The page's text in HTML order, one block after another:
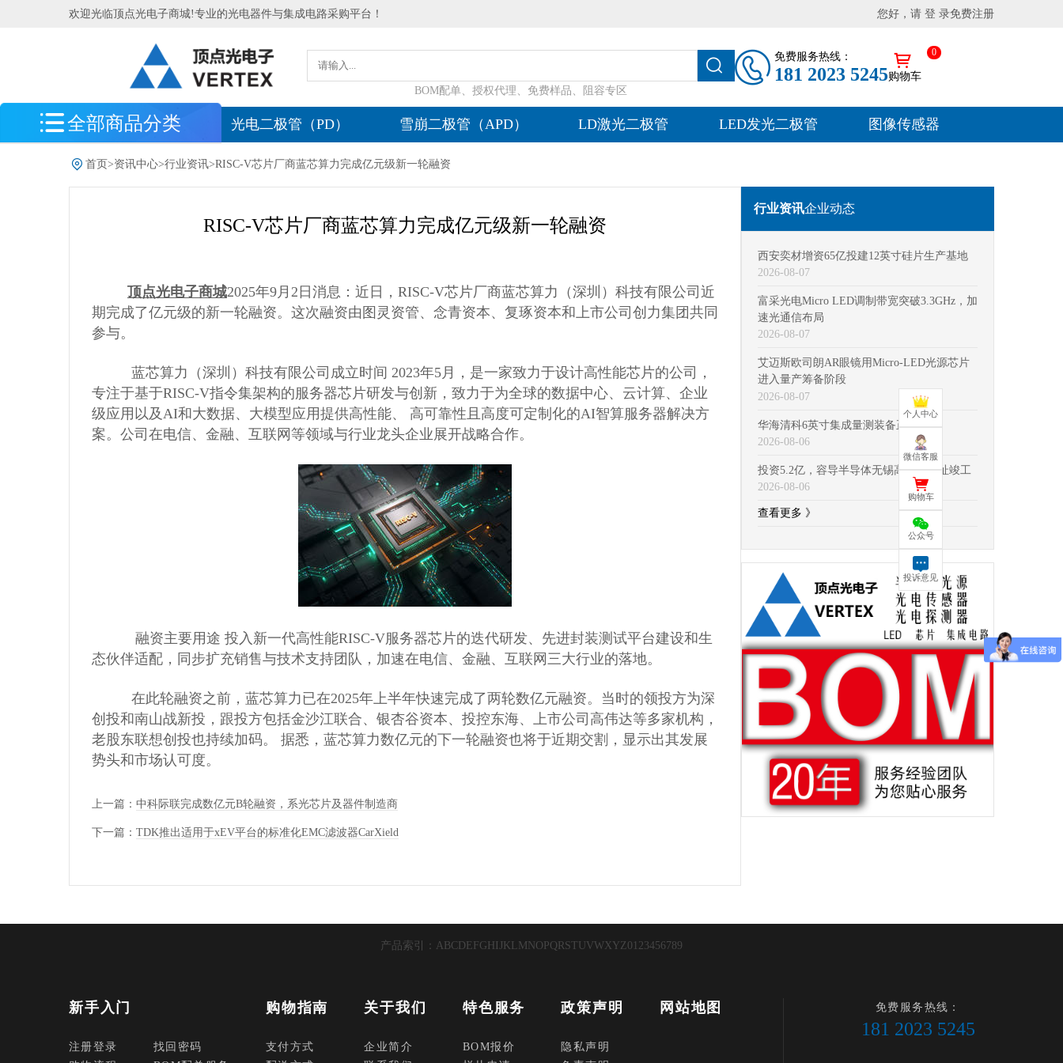
欢迎光临顶点光电子商城!专业的光电器件与集成电路采购平台！ 您好，请 登 录免费注册
BOM配单、授权代理、免费样品、阻容专区
免费服务热线：
181 2023 5245购物车
0
全部商品分类
光电探测器
光电传感器
处理器 MCU 逻辑芯片
模数/数模转换器 接口芯片 时钟
发生器 时间-数字转换器
驱动芯片 运算放大器 传感器
最新到货 光电二极管（PD） 雪崩二极管（APD） LD激光二极管 LED发光二极管 图像传感器
首页 >资讯中心>行业资讯>RISC-V芯片厂商蓝芯算力完成亿元级新一轮融资
RISC-V芯片厂商蓝芯算力完成亿元级新一轮融资
顶点光电子商城2025年9月2日消息：近日，RISC-V芯片厂商蓝芯算力（深圳）科技有限公司近
期完成了亿元级的新一轮融资。这次融资由图灵资管、念青资本、复琢资本和上市公司创力集团共同
参与。
蓝芯算力（深圳）科技有限公司成立时间 2023年5月，是一家致力于设计高性能芯片的公司，
专注于基于RISC-V指令集架构的服务器芯片研发与创新，致力于为全球的数据中心、云计算、企业
级应用以及AI和大数据、大模型应用提供高性能、 高可靠性且高度可定制化的AI智算服务器解决方
案。公司在电信、金融、互联网等领域与行业龙头企业展开战略合作。
融资主要用途 投入新一代高性能RISC-V服务器芯片的迭代研发、先进封装测试平台建设和生
态伙伴适配，同步扩充销售与技术支持团队，加速在电信、金融、互联网三大行业的落地。
在此轮融资之前，蓝芯算力已在2025年上半年快速完成了两轮数亿元融资。当时的领投方为深
创投和南山战新投，跟投方包括金沙江联合、银杏谷资本、投控东海、上市公司高伟达等多家机构，
老股东联想创投也持续加码。 据悉，蓝芯算力数亿元的下一轮融资也将于近期交割，显示出其发展
势头和市场认可度。
上一篇： 中科际联完成数亿元B轮融资，系光芯片及器件制造商
下一篇： TDK推出适用于xEV平台的标准化EMC滤波器CarXield
行业资讯企业动态
西安奕材增资65亿投建12英寸硅片生产基地
2026-08-07
富采光电Micro LED调制带宽突破3.3GHz，加
速光通信布局
2026-08-07
艾迈斯欧司朗AR眼镜用Micro-LED光源芯片
进入‌量产筹备阶段
2026-08-07
华海清科6英寸集成量测装备正式出机
2026-08-06
投资5.2亿，容导半导体无锡高新区新址竣工
2026-08-06
查看更多 》
个人中心
微信客服
购物车
公众号
投诉意见
产品索引： A BC D E FG H J K L M N O PQ RSTUVWXYZ0 23456789
新手入门
注册登录
找回密码
购物指南
支付方式
关于我们
企业简介
特色服务
BOM报价
政策声明
隐私声明
网站地图 免费服务热线：
181 2023 5245